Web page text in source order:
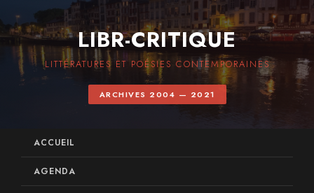
LIBR-CRITIQUE
LITTÉRATURES ET POÉSIES CONTEMPORAINES
ARCHIVES 2004 — 2021
ACCUEIL
AGENDA